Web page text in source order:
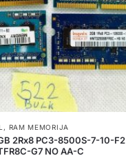
, RAM MEMORIJA
2Rx8 PC3-8500S-7-10-F2
G7 NO AA-C